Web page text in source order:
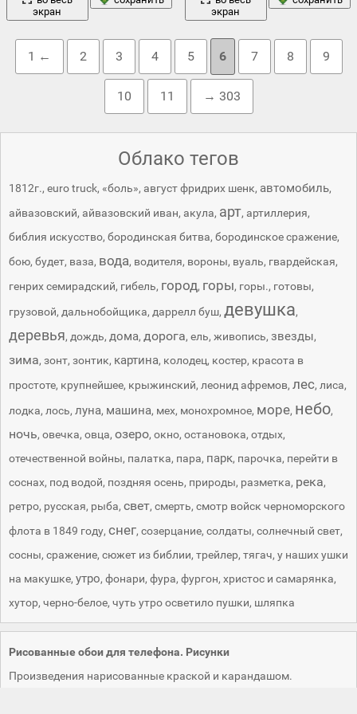
экран
экран
1 ← 2 3 4 5 6 7 8 9
10 11 → 303
Облако тегов
1812г., euro truck, «боль», август фридрих шенк, автомобиль,
айвазовский, айвазовский иван, акула, арт, артиллерия,
библия искусство, бородинская битва, бородинское сражение,
бою, будет, ваза, вода, водителя, вороны, вуаль, гвардейская,
генрих семирадский, гибель, город, горы, горы., готовы,
грузовой, дальнобойщика, даррелл буш, девушка,
деревья, дождь, дома, дорога, ель, живопись, звезды,
зима, зонт, зонтик, картина, колодец, костер, красота в
простоте, крупнейшее, крыжинский, леонид афремов, лес, лиса,
лодка, лось, луна, машина, мех, монохромное, море, небо,
ночь, овечка, овца, озеро, окно, остановока, отдых,
отечественной войны, палатка, пара, парк, парочка, перейти в
соснах, под водой, поздняя осень, природы, разметка, река,
ретро, русская, рыба, свет, смерть, смотр войск черноморского
флота в 1849 году, снег, созерцание, солдаты, солнечный свет,
сосны, сражение, сюжет из библии, трейлер, тягач, у наших ушки
на макушке, утро, фонари, фура, фургон, христос и самарянка,
хутор, черно-белое, чуть утро осветило пушки, шляпка
Рисованные обои для телефона. Рисунки
Произведения нарисованные краской и карандашом.